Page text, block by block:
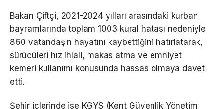
Bakan Çiftçi, 2021-2024 yılları arasındaki kurban
bayramlarında toplam 1003 kural hatası nedeniyle
860 vatandaşın hayatını kaybettiğini hatırlatarak,
sürücüleri hız ihlali, makas atma ve emniyet
kemeri kullanımı konusunda hassas olmaya davet
etti.
Şehir içlerinde ise KGYS (Kent Güvenlik Yönetim